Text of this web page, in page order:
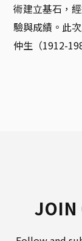
術建立基石，
驗與成績。此
仲生（1912-
JOIN